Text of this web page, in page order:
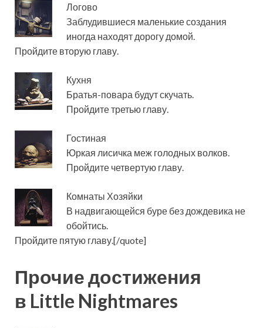
Логово
Заблудившиеся маленькие создания
иногда находят дорогу домой.
Пройдите вторую главу.
Кухня
Братья-повара будут скучать.
Пройдите третью главу.
Гостиная
Юркая лисичка меж голодных волков.
Пройдите четвертую главу.
Комнаты Хозяйки
В надвигающейся буре без дождевика не
обойтись.
Пройдите пятую главу.[/quote]
Прочие достижения
в Little Nightmares